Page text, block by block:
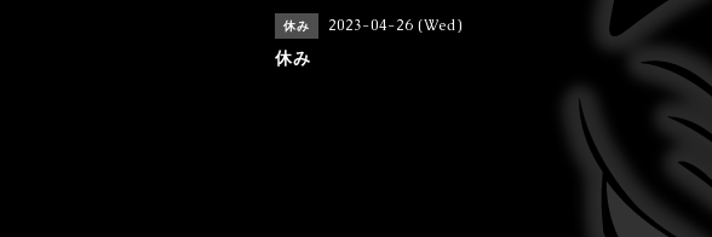
休み 2023-04-26 (Wed)
休み